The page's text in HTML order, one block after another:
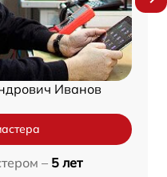
Иванов
– 5 лет